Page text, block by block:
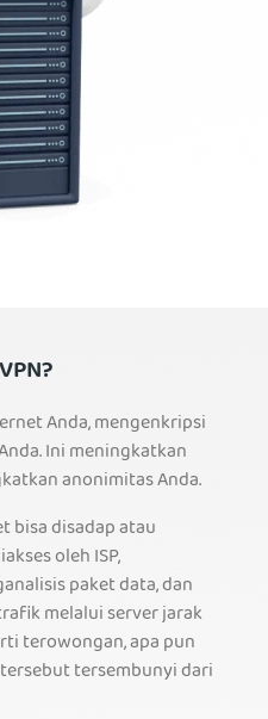
Anda, mengenkripsi
Ini meningkatkan
anonimitas Anda.
bisa disadap atau
oleh ISP,
paket data, dan
melalui server jarak
terowongan, apa pun
tersembunyi dari